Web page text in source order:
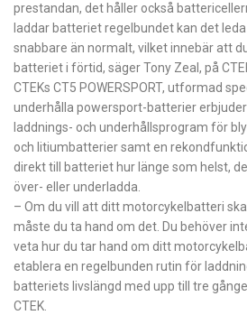
prestandan, det håller också
laddar batteriet regelbundet kan det
snabbare än normalt, vilket innebär att
batteriet i förtid, säger Tony Zeal, på
CTEKs CT5 POWERSPORT, utformad
underhålla powersport-batterier
laddnings- och underhållsprogram för
och litiumbatterier samt en
direkt till batteriet hur länge som helst,
över- eller underladda.
– Om du vill att ditt motorcykelbatteri
måste du ta hand om det. Du behöver
veta hur du tar hand om ditt
etablera en regelbunden rutin för
batteriets livslängd med upp till tre
CTEK.